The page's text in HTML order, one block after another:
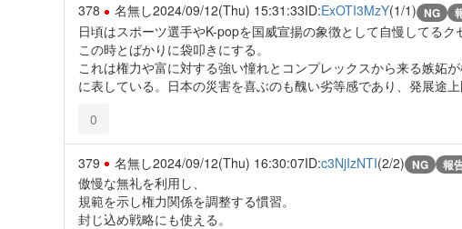
378 名無し2024/09/12(Thu) 15:31:33ID:ExOTI3MzY(1/1) NG
日頃はスポーツ選手やK-popを国威宣揚の象徴として自慢してる
この時とばかりに袋叩きにする。
これは権力や富に対する強い憧れとコンプレックスから来る嫉妬
に表している。日本の災害を喜ぶのも醜い劣等感であり、発展途
0
379 名無し2024/09/12(Thu) 16:30:07ID:c3NjIzNTI(2/2) NG 報
傲慢な無礼を利用し、
規範を示し権力関係を調整する慣習。
封じ込め戦略にも使える。